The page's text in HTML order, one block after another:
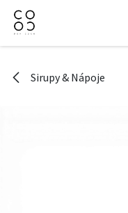
Přejít na obsah
Sirupy & Nápoje